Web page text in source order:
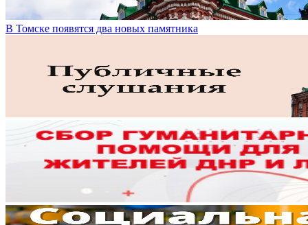
В Томске появятся два новых памятника